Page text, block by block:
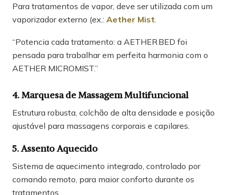
Para tratamentos de vapor, deve ser utilizada com um
vaporizador externo (ex.: Aether Mist
“Potencia cada tratamento: a AETHER BED foi
pensada para trabalhar em perfeita harmonia com o
AETHER MICROMIST.”
4. Marquesa de Massagem Multifuncional
Estrutura robusta, colchão de alta densidade e posição
ajustável para massagens corporais e capilares.
5. Assento Aquecido
Sistema de aquecimento integrado, controlado por
comando remoto, para maior conforto durante os
tratamentos.